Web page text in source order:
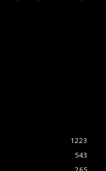
1223
543